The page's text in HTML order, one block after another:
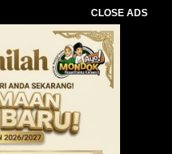
CLOSE ADS